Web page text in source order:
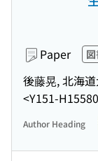
Paper
後藤晃, 北海
<Y151-
Author Heading